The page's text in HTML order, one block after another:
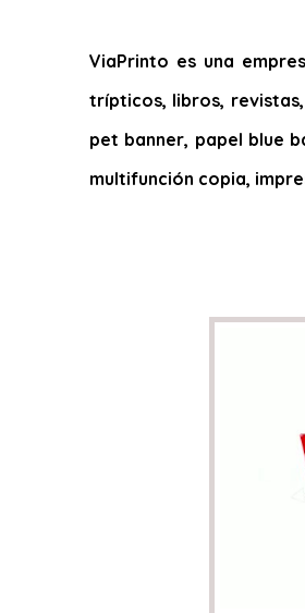
ViaPrinto es una
trípticos, libros,
pet banner, papel blue
multifunción copia,